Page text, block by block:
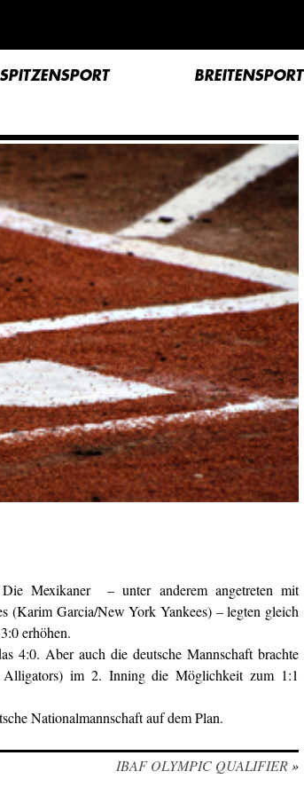
SPITZENSPORT BREITENSPORT
Mexikaner – unter anderem angetreten mit
(Karim Garcia/New York Yankees) – legten gleich
erhöhen.
4:0. Aber auch die deutsche Mannschaft brachte
im 2. Inning die Möglichkeit zum 1:1
Nationalmannschaft auf dem Plan.
IBAF OLYMPIC QUALIFIER»